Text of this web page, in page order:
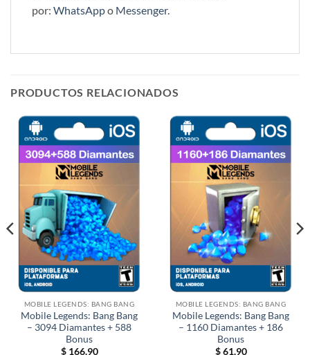
por: WhatsAppo Messenger.
PRODUCTOS RELACIONADOS
MOBILE LEGENDS: BANG BANG
Mobile Legends: Bang Bang
– 3094 Diamantes + 588
Bonus
$166.90
MOBILE LEGENDS: BANG BANG
Mobile Legends: Bang Bang
– 1160 Diamantes + 186
Bonus
$61.90